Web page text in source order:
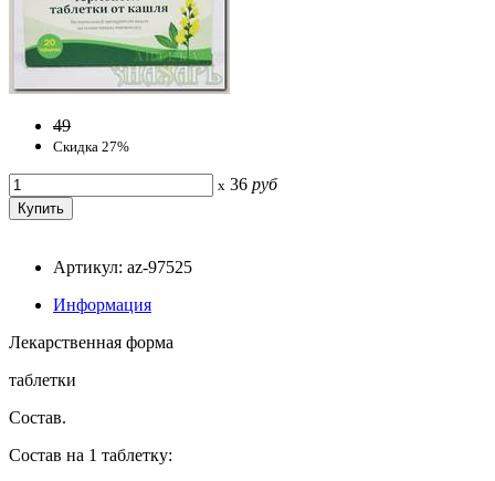
49
Скидка 27%
x 36 руб
Артикул: az-97525
Информация
Лекарственная форма
таблетки
Состав.
Состав на 1 таблетку: